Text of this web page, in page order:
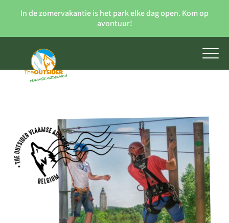
In de zomervakantie is het park elke dag open. Kom op
avontuur!